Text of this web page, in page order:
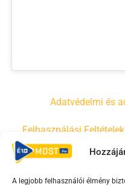
A legjobb felhasználói élmény
Adatvédelmi és
Felhasználási Feltételek
Irányelvek